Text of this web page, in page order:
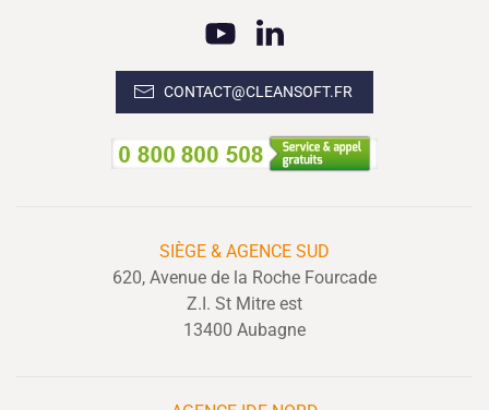
CONTACT@CLEANSOFT.FR
SIÈGE & AGENCE SUD
620, Avenue de la Roche Fourcade
Z.I. St Mitre est
13400 Aubagne